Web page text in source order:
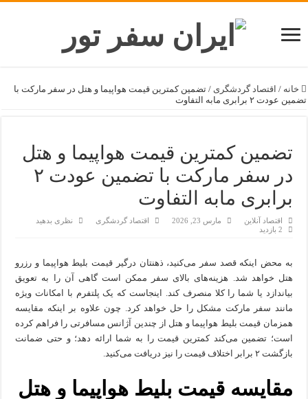
خانه / اقتصاد گردشگری / تضمین کمترین قیمت هواپیما و هتل در سفر مارکت با
تضمین عودت ۲ برابری مابه التفاوت
تضمین کمترین قیمت هواپیما و هتل
در سفر مارکت با تضمین عودت ۲
برابری مابه التفاوت
اقتصاد آنلاین مارس 23, 2026 اقتصاد گردشگری
نظری بدهید
2 بازدید
به محض اینکه قصد سفر می‌کنید، ذهنتان درگیر قیمت بلیط هواپیما و رزرو
هتل خواهد شد. هزینه‌های بالای سفر ممکن است گاهی آن را به تعویق
بیاندازد یا شما را کلا منصرف کند. اینجاست که یک پلتفرم با امکانات ویژه
مانند سفر مارکت مشکل را حل خواهد کرد. چون علاوه بر اینکه مقایسه
همزمان قیمت بلیط هواپیما و هتل از چندین آژانس مسافرتی را فراهم کرده
است؛ تضمین می‌کند کمترین قیمت را به شما ارائه دهد؛ و حتی ضمانت
بازگشت ۲ برابر اختلاف قیمت را نیز دریافت می‌کنید.
مقایسه قیمت بلیط هواپیما و هتل